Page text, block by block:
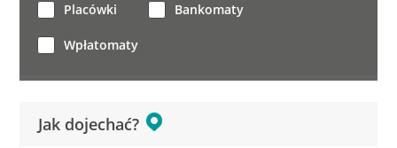
Jak dojechać?
Placówki Bankomaty
Wpłatomaty